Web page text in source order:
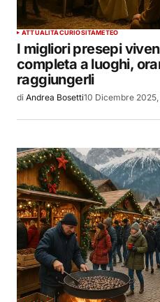
ATTUALITÀCURIOSITÀMETEO
I migliori presepi
completa a luoghi,
raggiungerli
di Andrea Bosetti10 Dicembre 2025,